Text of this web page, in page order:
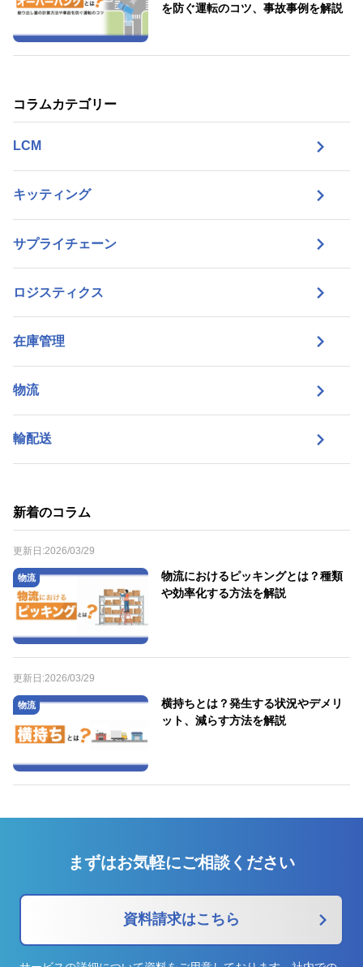
を防ぐ運転のコツ、事故事例を解説
コラムカテゴリー
LCM
キッティング
サプライチェーン
ロジスティクス
在庫管理
物流
輸配送
新着のコラム
更新日:2026/03/29
物流
物流におけるピッキングとは？種類
や効率化する方法を解説
更新日:2026/03/29
物流
横持ちとは？発生する状況やデメリ
ット、減らす方法を解説
まずはお気軽にご相談ください
資料請求はこちら